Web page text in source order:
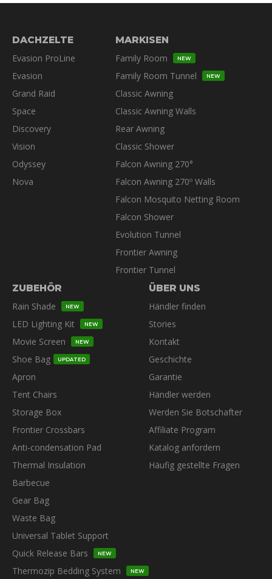
DACHZELTE
Evasion ProLine
Evasion
Grand Raid
Space
Discovery
Vision
Odyssey
Nova
MARKISEN
Family Room
NEW
Family Room Tunnel NEW
Classic Awning
Classic Awning Walls
Rear Awning
Classic Shower
Falcon Awning 270°
Falcon Awning 270º Walls
Falcon Mosquito Netting Room
Falcon Shower
Evolution Tunnel
Frontier Awning
Frontier Tunnel
ZUBEHÖR
Rain Shade
NEW
LED Lighting Kit NEW
Movie Screen NEW
Shoe Bag UPDATED
Apron
Tent Chairs
Storage Box
Frontier Crossbars
Anti-condensation Pad
Thermal Insulation
Barbecue
Gear Bag
Waste Bag
Universal Tablet Support
Quick Release Bars
NEW
Thermozip Bedding System NEW
ÜBER UNS
Händler finden
Stories
Kontakt
Geschichte
Garantie
Händler werden
Werden Sie Botschafter
Affiliate Program
Katalog anfordern
Häufig gestellte Fragen